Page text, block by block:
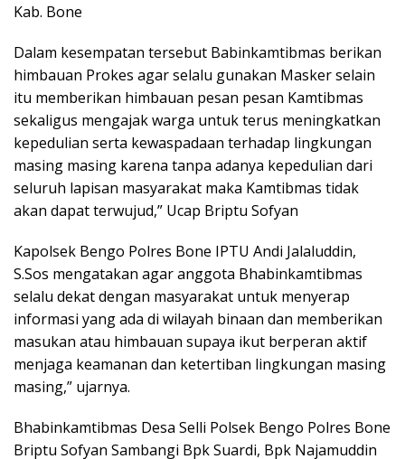
Kab. Bone
Dalam kesempatan tersebut Babinkamtibmas berikan
himbauan Prokes agar selalu gunakan Masker selain
itu memberikan himbauan pesan pesan Kamtibmas
sekaligus mengajak warga untuk terus meningkatkan
kepedulian serta kewaspadaan terhadap lingkungan
masing masing karena tanpa adanya kepedulian dari
seluruh lapisan masyarakat maka Kamtibmas tidak
akan dapat terwujud,” Ucap Briptu Sofyan
Kapolsek Bengo Polres Bone IPTU Andi Jalaluddin,
S.Sos mengatakan agar anggota Bhabinkamtibmas
selalu dekat dengan masyarakat untuk menyerap
informasi yang ada di wilayah binaan dan memberikan
masukan atau himbauan supaya ikut berperan aktif
menjaga keamanan dan ketertiban lingkungan masing
masing,” ujarnya.
Bhabinkamtibmas Desa Selli Polsek Bengo Polres Bone
Briptu Sofyan Sambangi Bpk Suardi, Bpk Najamuddin